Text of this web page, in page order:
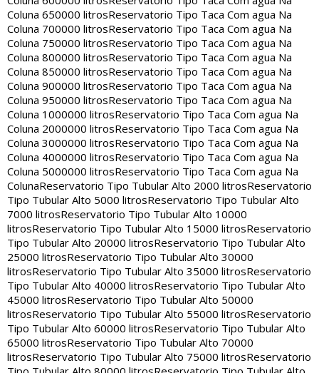
Coluna 650000 litrosReservatorio Tipo Taca Com agua Na
Coluna 700000 litrosReservatorio Tipo Taca Com agua Na
Coluna 750000 litrosReservatorio Tipo Taca Com agua Na
Coluna 800000 litrosReservatorio Tipo Taca Com agua Na
Coluna 850000 litrosReservatorio Tipo Taca Com agua Na
Coluna 900000 litrosReservatorio Tipo Taca Com agua Na
Coluna 950000 litrosReservatorio Tipo Taca Com agua Na
Coluna 1000000 litrosReservatorio Tipo Taca Com agua Na
Coluna 2000000 litrosReservatorio Tipo Taca Com agua Na
Coluna 3000000 litrosReservatorio Tipo Taca Com agua Na
Coluna 4000000 litrosReservatorio Tipo Taca Com agua Na
Coluna 5000000 litrosReservatorio Tipo Taca Com agua Na
ColunaReservatorio Tipo Tubular Alto 2000 litrosReservatorio
Tipo Tubular Alto 5000 litrosReservatorio Tipo Tubular Alto
7000 litrosReservatorio Tipo Tubular Alto 10000
litrosReservatorio Tipo Tubular Alto 15000 litrosReservatorio
Tipo Tubular Alto 20000 litrosReservatorio Tipo Tubular Alto
25000 litrosReservatorio Tipo Tubular Alto 30000
litrosReservatorio Tipo Tubular Alto 35000 litrosReservatorio
Tipo Tubular Alto 40000 litrosReservatorio Tipo Tubular Alto
45000 litrosReservatorio Tipo Tubular Alto 50000
litrosReservatorio Tipo Tubular Alto 55000 litrosReservatorio
Tipo Tubular Alto 60000 litrosReservatorio Tipo Tubular Alto
65000 litrosReservatorio Tipo Tubular Alto 70000
litrosReservatorio Tipo Tubular Alto 75000 litrosReservatorio